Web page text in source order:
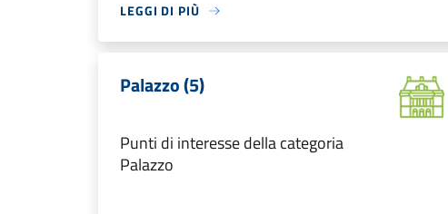
LEGGI DI PIÙ
Palazzo (5)
Punti di interesse della categoria
Palazzo